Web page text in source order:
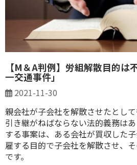
【M＆A判例】労組解散目的は
一交通事件」
2021-11-30
親会社が子会社を解散させたとし
引き継がねばならない法的義務は
する事案は、ある会社が買収した
雇する目的で子会社を解散させ、
です。